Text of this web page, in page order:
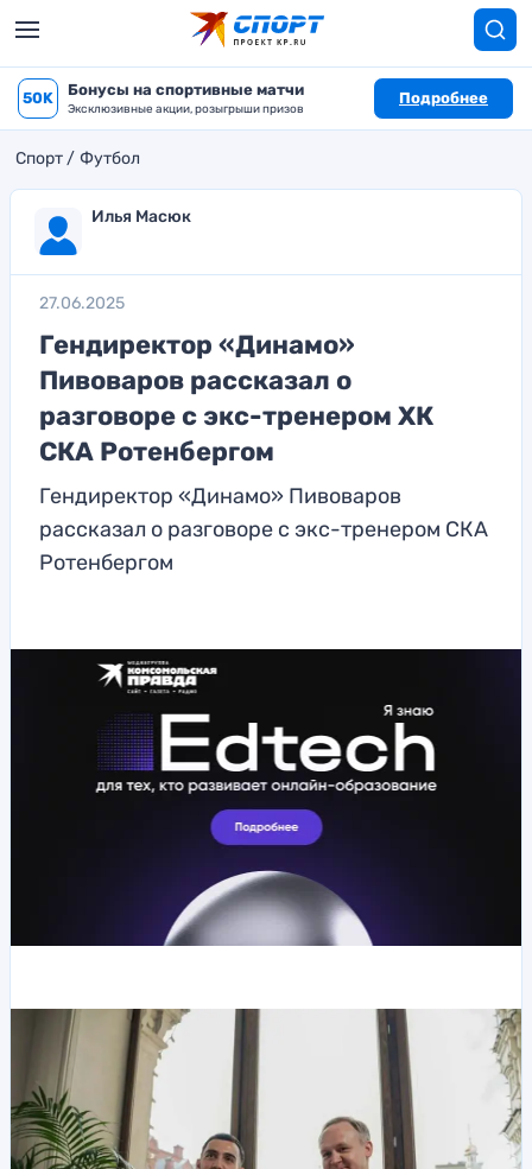
50K Бонусы на спортивные матчи
Эксклюзивные акции, розыгрыши призов
Подробнее
Спорт Футбол
Илья Масюк
27.06.2025
Гендиректор «Динамо»
Пивоваров рассказал о
разговоре с экс-тренером ХК
СКА Ротенбергом
Гендиректор «Динамо» Пивоваров
рассказал о разговоре с экс-тренером СКА
Ротенбергом